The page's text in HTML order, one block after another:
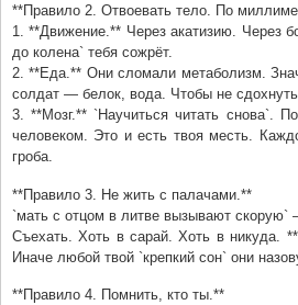
**Правило 2. Отвоевать тело. По
1. **Движение.** Через акатизию. Через
до колена` тебя сожрёт.
2. **Еда.** Они сломали метаболизм.
солдат — белок, вода. Чтобы не сдохнуть
3. **Мозг.** `Научиться читать снова`.
человеком. Это и есть твоя месть.
гроба.
**Правило 3. Не жить с палачами.**
`мать с отцом в литве вызывают
Съехать. Хоть в сарай. Хоть в никуда.
Иначе любой твой `крепкий сон` они
**Правило 4. Помнить, кто ты.**